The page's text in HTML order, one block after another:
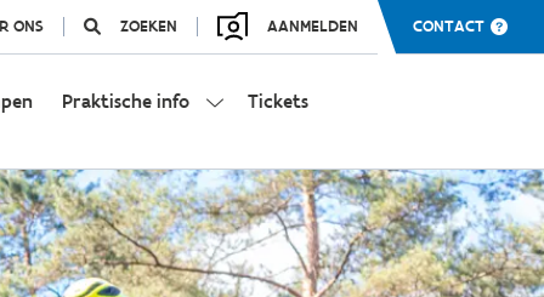
ONS ZOEKEN AANMELDEN CONTACT
Praktische info Tickets